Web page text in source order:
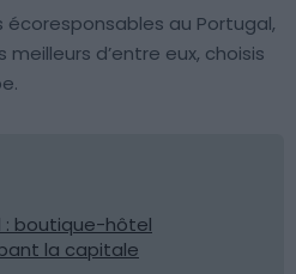
écoresponsables au Portugal,
meilleurs d’entre eux, choisis
: boutique-hôtel
la capitale